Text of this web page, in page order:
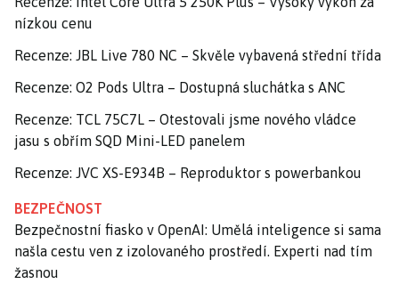
nízkou cenu
Recenze: JBL Live 780 NC – Skvěle vybavená střední třída
Recenze: O2 Pods Ultra – Dostupná sluchátka s ANC
Recenze: TCL 75C7L – Otestovali jsme nového vládce
jasu s obřím SQD Mini-LED panelem
Recenze: JVC XS-E934B – Reproduktor s powerbankou
BEZPEČNOST
Bezpečnostní fiasko v OpenAI: Umělá inteligence si sama
našla cestu ven z izolovaného prostředí. Experti nad tím
žasnou